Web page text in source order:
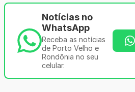
Notícias no
WhatsApp
Receba as notícias
de Porto Velho e
Rondônia no seu
celular.